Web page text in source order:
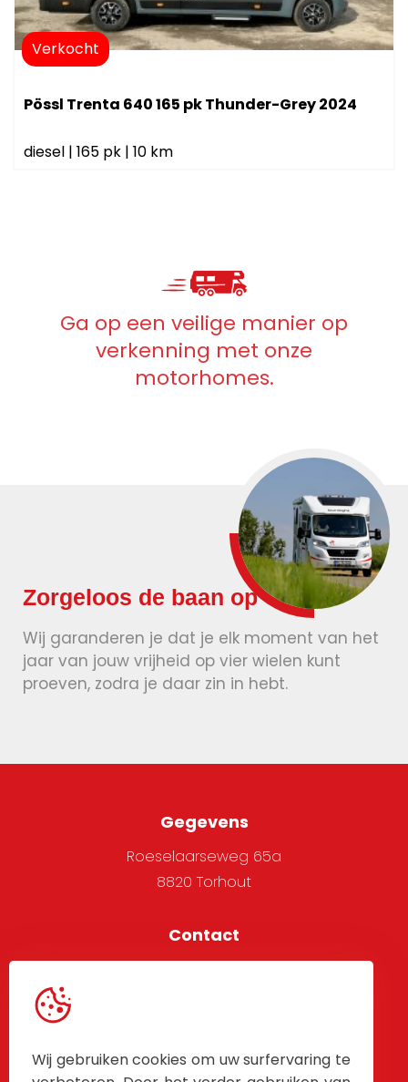
Verkocht
Pössl Trenta 640 165 pk Thunder-Grey 2024
diesel | 165 pk | 10 km
Ga op een veilige manier op
verkenning met onze
motorhomes.
Zorgeloos de baan op
Wij garanderen je dat je elk moment van het
jaar van jouw vrijheid op vier wielen kunt
proeven, zodra je daar zin in hebt.
Gegevens
Roeselaarseweg 65a
8820 Torhout
Contact
Wij gebruiken cookies om uw surfervaring te